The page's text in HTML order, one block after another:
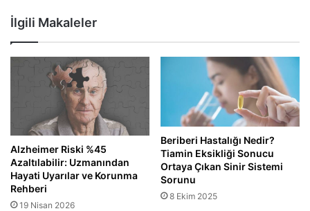
İlgili Makaleler
Alzheimer Riski %45
Azaltılabilir: Uzmanından
Hayati Uyarılar ve Korunma
Rehberi
19 Nisan 2026
Beriberi Hastalığı Nedir?
Tiamin Eksikliği Sonucu
Ortaya Çıkan Sinir Sistemi
Sorunu
8 Ekim 2025